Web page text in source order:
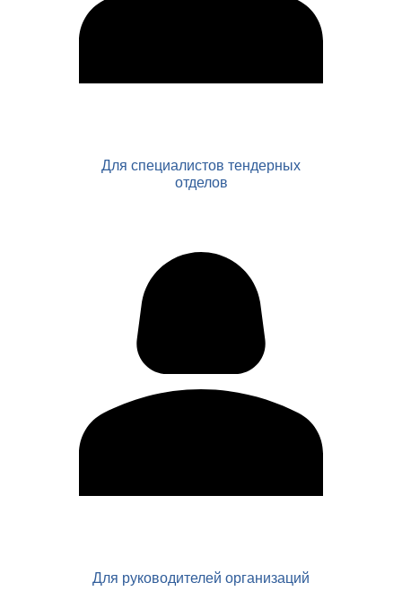
Для специалистов тендерных
отделов
Для руководителей организаций